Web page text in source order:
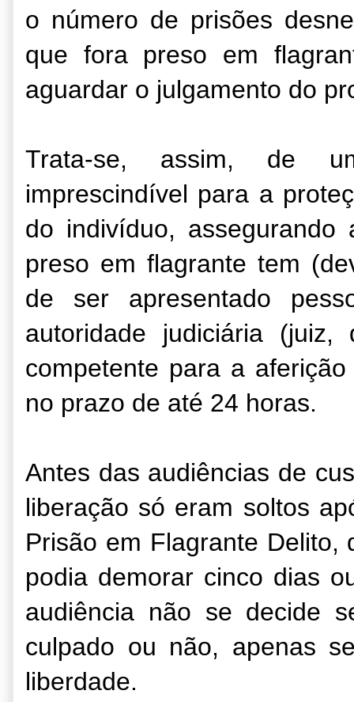
o número de prisões
que fora preso em
aguardar o julgamento do
Trata-se, assim, de
imprescindível para a
do indivíduo,
preso em flagrante tem
de ser apresentado
autoridade judiciária (juiz,
competente para a
no prazo de até 24 horas.
Antes das audiências de
liberação só eram soltos
Prisão em Flagrante Delito,
podia demorar cinco dias
audiência não se decide
culpado ou não, apenas
liberdade.